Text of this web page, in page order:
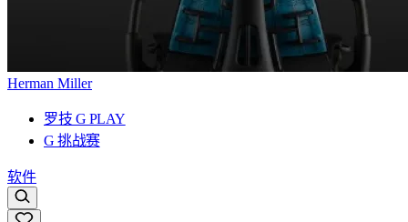
Herman Miller
罗技 G PLAY
G 挑战赛
软件